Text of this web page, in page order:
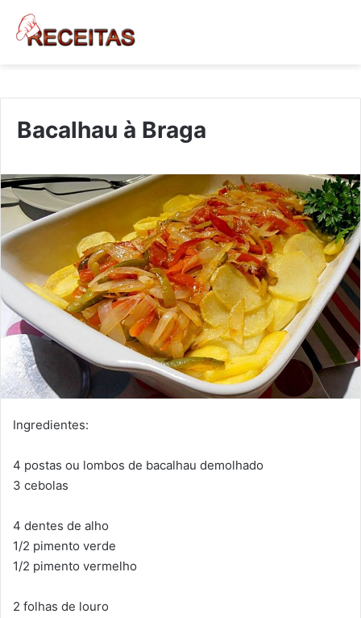
Bacalhau à Braga
Ingredientes:
4 postas ou lombos de bacalhau demolhado
3 cebolas
4 dentes de alho
1/2 pimento verde
1/2 pimento vermelho
2 folhas de louro